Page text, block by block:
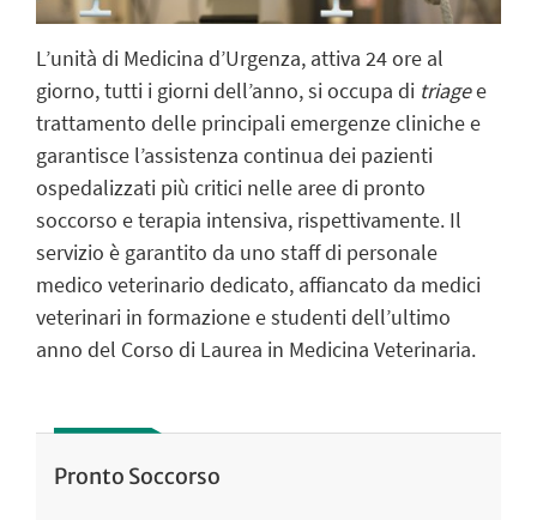
L’unità di Medicina d’Urgenza, attiva 24 ore al
giorno, tutti i giorni dell’anno, si occupa di triagee
trattamento delle principali emergenze cliniche e
garantisce l’assistenza continua dei pazienti
ospedalizzati più critici nelle aree di pronto
soccorso e terapia intensiva, rispettivamente. Il
servizio è garantito da uno staff di personale
medico veterinario dedicato, affiancato da medici
veterinari in formazione e studenti dell’ultimo
anno del Corso di Laurea in Medicina Veterinaria.
Pronto Soccorso